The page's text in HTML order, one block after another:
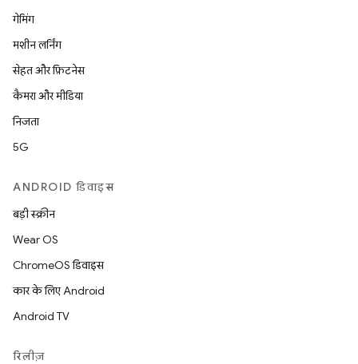
गेमिंग
मशीन लर्निंग
सेहत और फ़िटनेस
कैमरा और मीडिया
निजता
5G
ANDROID डिवाइस
बड़ी स्क्रीन
Wear OS
ChromeOS डिवाइस
कार के लिए Android
Android TV
रिलीज़